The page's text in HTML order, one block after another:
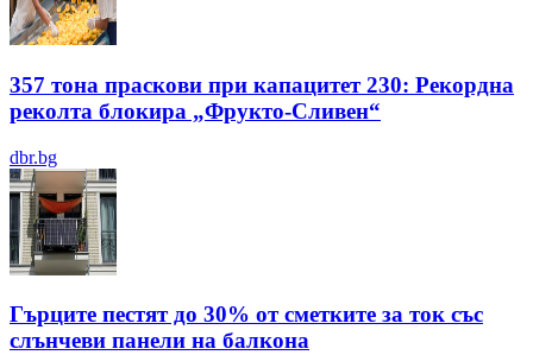
357 тона праскови при капацитет 230: Рекордна
реколта блокира „Фрукто-Сливен“
dbr.bg
Гърците пестят до 30% от сметките за ток със
слънчеви панели на балкона